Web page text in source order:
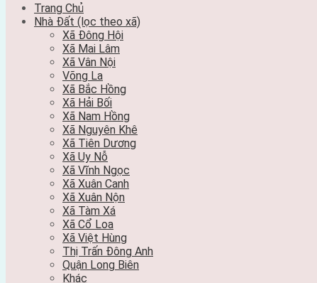
Trang Chủ
Nhà Đất (lọc theo xã)
Xã Đông Hội
Xã Mai Lâm
Xã Vân Nội
Võng La
Xã Bắc Hồng
Xã Hải Bối
Xã Nam Hồng
Xã Nguyên Khê
Xã Tiên Dương
Xã Uy Nỗ
Xã Vĩnh Ngọc
Xã Xuân Canh
Xã Xuân Nộn
Xã Tàm Xá
Xã Cổ Loa
Xã Việt Hùng
Thị Trấn Đông Anh
Quận Long Biên
Khác